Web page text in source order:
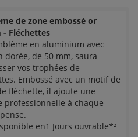
de zone embossé or
- Fléchettes
en aluminium avec
dorée, de 50 mm, saura
vos trophées de
Embossé avec un motif de
fléchette, il ajoute une
professionnelle à chaque
en1 Jours ouvrable*²